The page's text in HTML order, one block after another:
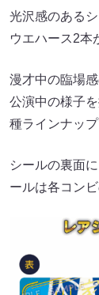
光沢感のある
ウエハース2本
漫才中の臨場
公演中の様子
種ラインナップ
シールの裏面
ールは各コン